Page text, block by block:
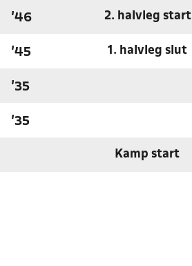
'46 2. halvleg start
'45 1. halvleg slut
'35
'35
Kamp start